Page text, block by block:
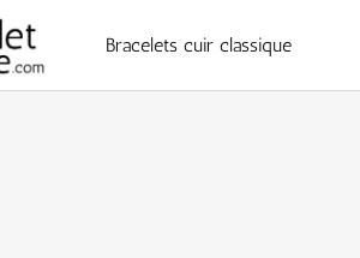
Bracelets cuir classique